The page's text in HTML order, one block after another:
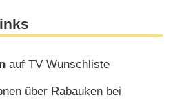
auf TV Wunschliste
über Rabauken bei